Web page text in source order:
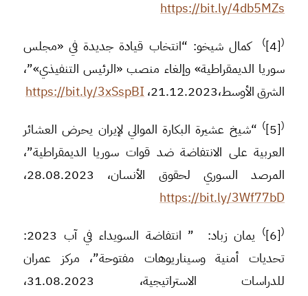
https://bit.ly/4db5MZs
(
[4]
)
كمال شيخو: “انتخاب قيادة جديدة في «مجلس
سوريا الديمقراطية» وإلغاء منصب «الرئيس التنفيذي»”،
الشرق الأوسط،21.12.2023،
https://bit.ly/3xSspBI
(
[5]
) “شيخ عشيرة البكارة الموالي لإيران يحرض العشائر
العربية على الانتفاضة ضد قوات سوريا الديمقراطية”،
المرصد السوري لحقوق الأنسان، 28.08.2023،
https://bit.ly/3Wf77bD
(
[6]
)
يمان زباد: ” انتفاضة السويداء في آب 2023:
تحديات أمنية وسيناريوهات مفتوحة”، مركز عمران
للدراسات الاستراتيجية، 31.08.2023،